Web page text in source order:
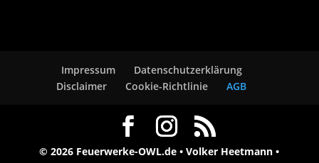
Impressum
Datenschutzerklärung
Disclaimer
Cookie-Richtlinie AGB
© 2026 Feuerwerke-OWL.de • Volker Heetmann •